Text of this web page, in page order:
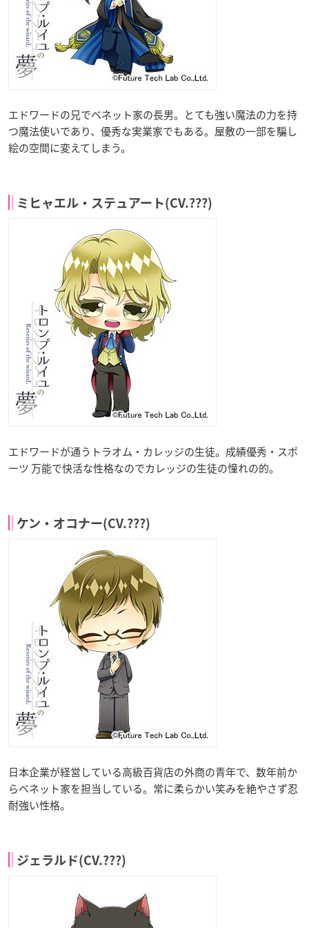
エドワードの兄でベネット家の長男。とても強い魔法の力を持
つ魔法使いであり、優秀な実業家でもある。屋敷の一部を騙し
絵の空間に変えてしまう。
ミヒャエル・ステュアート(CV.???)
エドワードが通うトラオム・カレッジの生徒。成績優秀・スポ
ーツ 万能で快活な性格なのでカレッジの生徒の憧れの的。
ケン・オコナー(CV.???)
日本企業が経営している高級百貨店の外商の青年で、数年前か
らベネット家を担当している。常に柔らかい笑みを絶やさず忍
耐強い性格。
ジェラルド(CV.???)